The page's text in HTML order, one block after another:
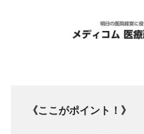
《ここがポイント！》